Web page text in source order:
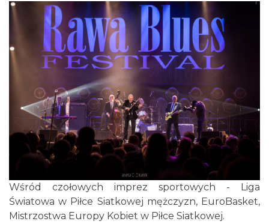
Wśród czołowych imprez sportowych - Liga
Światowa w Piłce Siatkowej mężczyzn, EuroBasket,
Mistrzostwa Europy Kobiet w Piłce Siatkowej.